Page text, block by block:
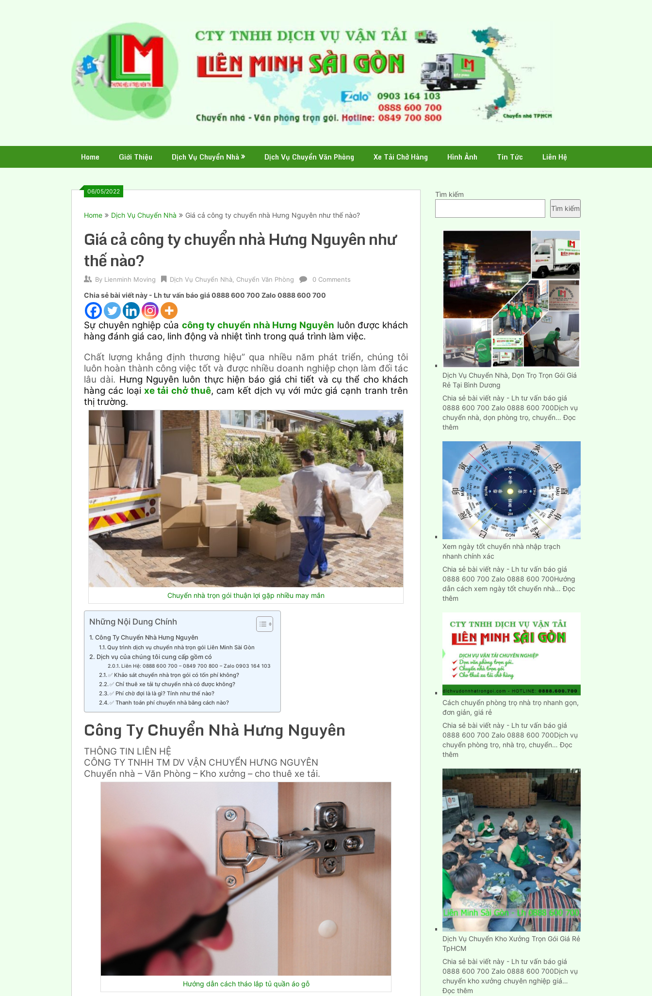
Home Giới Thiệu Dịch Vụ Chuyển Nhà Dịch Vụ Chuyển Văn Phòng Xe Tải Chở Hàng Hình Ảnh Tin Tức Liên Hệ
06/05/2022
Home Dịch Vụ Chuyển Nhà Giá cả công ty chuyển nhà Hưng Nguyên như thế nào?
Giá cả công ty chuyển nhà Hưng Nguyên như
thế nào?
By Lienminh Moving Dịch Vụ Chuyển Nhà Chuyển Văn Phòng 0 Comments
Chia sẻ bài viết này - Lh tư vấn báo giá 0888 600 700 Zalo 0888 600 700
Sự chuyên nghiệp của công ty chuyển nhà Hưng Nguyên luôn được khách
hàng đánh giá cao, linh động và nhiệt tình trong quá trình làm việc.
Chất lượng khẳng định thương hiệu” qua nhiều năm phát triển, chúng tôi
luôn hoàn thành công việc tốt và được nhiều doanh nghiệp chọn làm đối tác
lâu dài. Hưng Nguyên luôn thực hiện báo giá chi tiết và cụ thể cho khách
hàng các loại xe tải chở thuê, cam kết dịch vụ với mức giá cạnh tranh trên
thị trường.
Chuyển nhà trọn gói thuận lợi gặp nhiều may mắn
Những Nội Dung Chính
Công Ty Chuyển Nhà Hưng Nguyên
Quy trình dịch vụ chuyển nhà trọn gói Liên Minh Sài Gòn
Dịch vụ của chúng tôi cung cấp gồm có
Liên Hệ: 0888 600 700 – 0849 700 800 – Zalo 0903 164 103
✅ Khảo sát chuyển nhà trọn gói có tốn phí không?
✅ Chỉ thuê xe tải tự chuyển nhà có được không?
✅ Phí chờ đợi là là gì? Tính như thế nào?
✅ Thanh toán phí chuyển nhà bằng cách nào?
Công Ty Chuyển Nhà Hưng Nguyên
THÔNG TIN LIÊN HỆ
CÔNG TY TNHH TM DV VẬN CHUYỂN HƯNG NGUYÊN
Chuyển nhà – Văn Phòng – Kho xưởng – cho thuê xe tải.
Hướng dẫn cách tháo lắp tủ quần áo gỗ
Tìm kiếm
Tìm kiếm
Dịch Vụ Chuyển Nhà, Dọn Trọ Trọn Gói Giá
Rẻ Tại Bình Dương
Chia sẻ bài viết này - Lh tư vấn báo giá
0888 600 700 Zalo 0888 600 700Dịch vụ
chuyển nhà, dọn phòng trọ, chuyển…Đọc
thêm
Chuyển
Nhà,
Dọn
Trọ
Trọn
Giá
Rẻ
Tại
Bình
Dương
Xem ngày tốt chuyển nhà nhập trạch
nhanh chính xác
Chia sẻ bài viết này - Lh tư vấn báo giá
0888 600 700 Zalo 0888 600 700Hướng
dẫn cách xem ngày tốt chuyển nhà…Đọc
thêm
tốt
chuyển
nhà
nhập
trạch
nhanh
chính
xác
Cách chuyển phòng trọ nhà trọ nhanh gọn,
đơn giản, giá rẻ
Chia sẻ bài viết này - Lh tư vấn báo giá
0888 600 700 Zalo 0888 600 700Dịch vụ
chuyển phòng trọ, nhà trọ, chuyển…Đọc
thêm
chuyển
phòng
trọ
nhà
trọ
nhanh
gọn,
đơn
giản,
giá
rẻ
Dịch Vụ Chuyển Kho Xưởng Trọn Gói Giá Rẻ
TpHCM
Chia sẻ bài viết này - Lh tư vấn báo giá
0888 600 700 Zalo 0888 600 700Dịch vụ
chuyển kho xưởng chuyên nghiệp giá…
Đọc thêm